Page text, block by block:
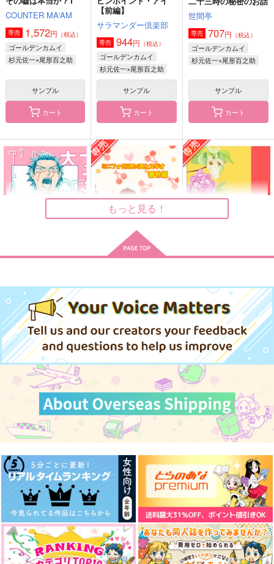
もしも
バッブスニップ
975円 （税込）
杉元佐一×尾形百之助
ふたりで
バッブスニップ
787円（税込）
杉元佐一×尾形百之助
fragment フラグメ
ント
おみそしる
1,572円（税込）
杉元佐一×尾形百之助
猫の書棚
472円（税込）
杉元佐一×尾形百之助
サンプル
作品詳細
Cis-ツィス-
944円（税込）
杉元佐一×尾形百之助
サンプル
Crescent
1,100 円（税込）
杉元佐一×尾形百之助
サンプル
作品詳細
微睡
柑橘類
220円（税込）
いずれ同じ鍵
光々‐みつみつ‐
865円（税込）
なつのともだち
Clo*Reco
990円（税込）
COUNTER MA'AM
専売 1,572円 （税込）
ゴールデンカムイ
杉元佐一×尾形百之助
サンプル
カート
【前編】
サラマンダー倶楽部
専売 944円 （税込）
ゴールデンカムイ
杉元佐一×尾形百之助
サンプル
カート
世間亭
専売 707円 （税込）
ゴールデンカムイ
杉元佐一×尾形百之助
サンプル
カート
Cis-ﾂｨｽ-
944円（税込）
ゴールデンカムイ
杉元佐一×尾形百之助
サンプル
カート
とスギオ番外編 いっ
白黒錆ビ色
専売 472円
ゴールデンカムイ
杉元佐一×尾形百之助
サンプル
猫の書棚
専売 472円（税込）
ゴールデンカムイ
杉元佐一×尾形百之助
サンプル
TOWARD LOVE CAL
LS #2
トランペット杉元とチ
ェロ尾形 総集編
fragment フラグメ
ント
もっと見る！